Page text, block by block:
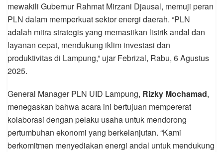
mewakili Gubernur Rahmat Mirzani Djausal, memuji peran
PLN dalam memperkuat sektor energi daerah. “PLN
adalah mitra strategis yang memastikan listrik andal dan
layanan cepat, mendukung iklim investasi dan
produktivitas di Lampung,” ujar Febrizal, Rabu, 6 Agustus
2025.
General Manager PLN UID Lampung, Rizky Mochamad,
menegaskan bahwa acara ini bertujuan mempererat
kolaborasi dengan pelaku usaha untuk mendorong
pertumbuhan ekonomi yang berkelanjutan. “Kami
berkomitmen menyediakan energi andal untuk mendukung